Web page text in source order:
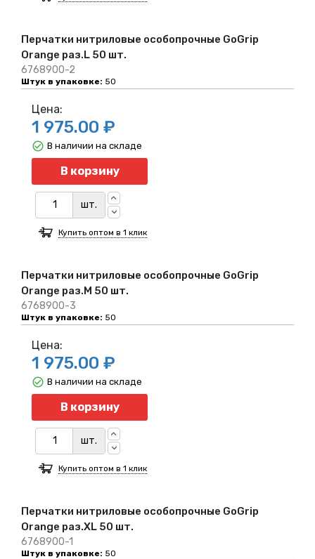
Перчатки нитриловые особопрочные GoGrip
Orange раз.L 50 шт.
6768900-2
Штук в упаковке: 50
Перчатки нитриловые особопрочные GoGrip
Orange раз.M 50 шт.
6768900-3
Штук в упаковке: 50
Цена:
1 975.00 ₽
В корзину
шт.
В наличии на складе
Купить оптом в 1 клик
Перчатки нитриловые особопрочные GoGrip
Orange раз.XL 50 шт.
6768900-1
Штук в упаковке: 50
Цена:
1 975.00 ₽
В корзину
шт.
В наличии на складе
Купить оптом в 1 клик